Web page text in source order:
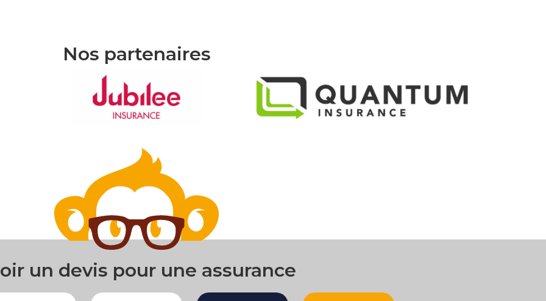
Nos partenaires
un devis pour une assurance